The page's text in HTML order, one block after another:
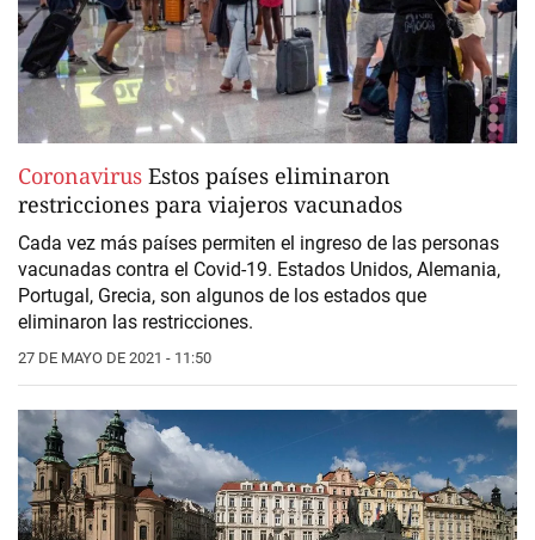
Coronavirus Estos países eliminaron
restricciones para viajeros vacunados
Cada vez más países permiten el ingreso de las personas
vacunadas contra el Covid-19. Estados Unidos, Alemania,
Portugal, Grecia, son algunos de los estados que
eliminaron las restricciones.
27 DE MAYO DE 2021 - 11:50